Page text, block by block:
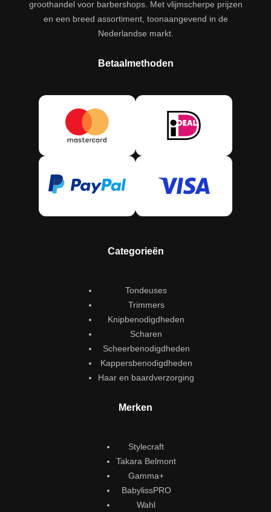
groothandel voor barbershops. Met vlijmscherpe prijzen
en een breed assortiment, toonaangevend in de
Nederlandse markt.
Betaalmethoden
Categorieën
Tondeuses
Trimmers
Knipbenodigdheden
Scharen
Scheerbenodigdheden
Kappersbenodigdheden
Haar en baardverzorging
Merken
Stylecraft
Takara Belmont
Gamma+
BabylissPRO
Wahl